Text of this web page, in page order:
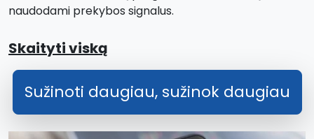
naudodami prekybos signalus.
Skaityti viską
Sužinoti daugiau, sužinok daugiau